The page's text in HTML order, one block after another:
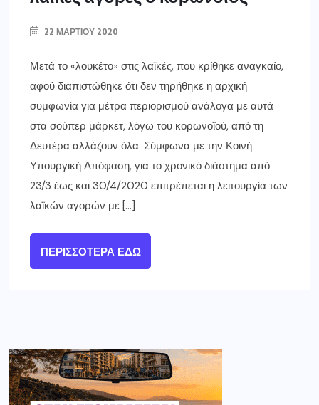
22 ΜΑΡΤΊΟΥ 2020
Μετά το «λουκέτο» στις λαϊκές, που κρίθηκε αναγκαίο,
αφού διαπιστώθηκε ότι δεν τηρήθηκε η αρχική
συμφωνία για μέτρα περιορισμού ανάλογα με αυτά
στα σούπερ μάρκετ, λόγω του κορωνοϊού, από τη
Δευτέρα αλλάζουν όλα. Σύμφωνα με την Κοινή
Υπουργική Απόφαση, για το χρονικό διάστημα από
23/3 έως και 30/4/2020 επιτρέπεται η λειτουργία των
λαϊκών αγορών με […]
ΠΕΡΙΣΣΌΤΕΡΑ ΕΔΏ